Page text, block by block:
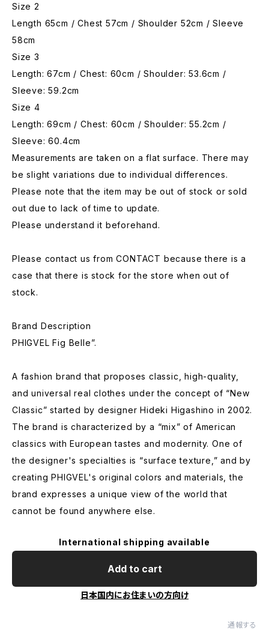
Size 2
Length 65cm / Chest 57cm / Shoulder 52cm / Sleeve
58cm
Size 3
Length: 67cm / Chest: 60cm / Shoulder: 53.6cm /
Sleeve: 59.2cm
Size 4
Length: 69cm / Chest: 60cm / Shoulder: 55.2cm /
Sleeve: 60.4cm
Measurements are taken on a flat surface. There may
be slight variations due to individual differences.
Please note that the item may be out of stock or sold
out due to lack of time to update.
Please understand it beforehand.
Please contact us from CONTACT because there is a
case that there is stock for the store when out of
stock.
Brand Description
PHIGVEL Fig Belle”.
A fashion brand that proposes classic, high-quality,
and universal real clothes under the concept of “New
Classic” started by designer Hideki Higashino in 2002.
The brand is characterized by a “mix” of American
classics with European tastes and modernity. One of
the designer's specialties is “surface texture,” and by
creating PHIGVEL's original colors and materials, the
brand expresses a unique view of the world that
cannot be found anywhere else.
International shipping available
Add to cart
日本国内にお住まいの方向け
通報する